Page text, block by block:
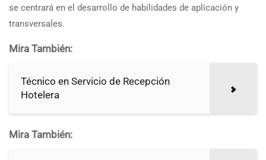
se centrará en el desarrollo de habilidades de aplicación y
transversales.
Mira También:
Técnico en Servicio de Recepción
Hotelera
Mira También: